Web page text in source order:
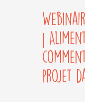
|
projet